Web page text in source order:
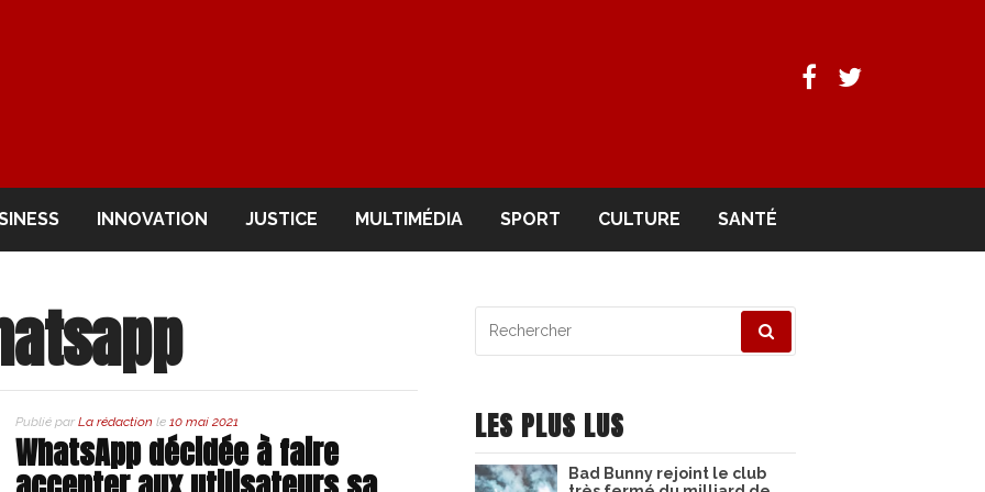
Facebook
Twitter
INNOVATION JUSTICE MULTIMÉDIA SPORT CULTURE SANTÉ
Publié par La rédaction le 10 mai 2021
WhatsApp décidée à faire
pour
LES PLUS LUS
Bad Bunny rejoint le club